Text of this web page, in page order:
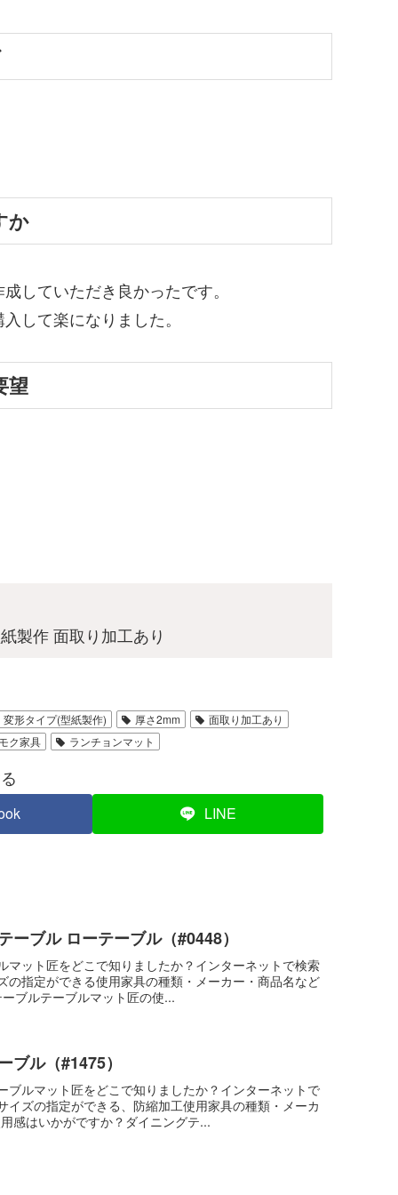
か
していただき良かったです。
して楽になりました。
望
製作 面取り加工あり
変形タイプ(型紙製作) 厚さ2mm
面取り加工あり
ク家具 ランチョンマット
LINE
ブル ローテーブル（#0448）
ット匠をどこで知りましたか？インターネットで検索
の指定ができる使用家具の種類・メーカー・商品名など
ブルテーブルマット匠の使...
ブル（#1475）
ルマット匠をどこで知りましたか？インターネットで
ズの指定ができる、防縮加工使用家具の種類・メーカ
感はいかがですか？ダイニングテ...